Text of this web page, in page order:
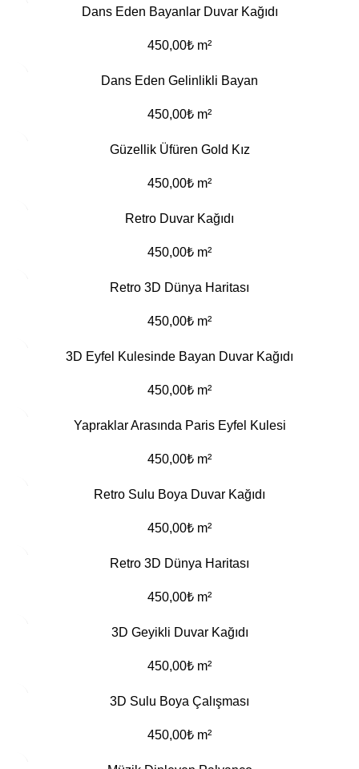
Dans Eden Bayanlar Duvar Kağıdı
450,00₺ m²
Dans Eden Gelinlikli Bayan
450,00₺ m²
Güzellik Üfüren Gold Kız
450,00₺ m²
Retro Duvar Kağıdı
450,00₺ m²
Retro 3D Dünya Haritası
450,00₺ m²
3D Eyfel Kulesinde Bayan Duvar Kağıdı
450,00₺ m²
Yapraklar Arasında Paris Eyfel Kulesi
450,00₺ m²
Retro Sulu Boya Duvar Kağıdı
450,00₺ m²
Retro 3D Dünya Haritası
450,00₺ m²
3D Geyikli Duvar Kağıdı
450,00₺ m²
3D Sulu Boya Çalışması
450,00₺ m²